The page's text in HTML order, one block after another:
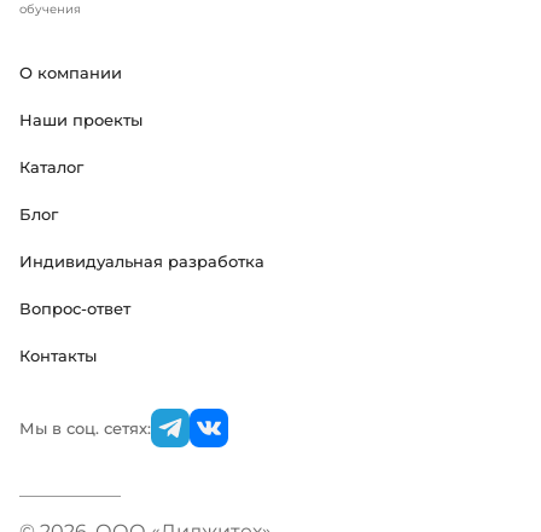
обучения
О компании
Наши проекты
Каталог
Блог
Индивидуальная разработка
Вопрос-ответ
Контакты
Мы в соц. сетях: